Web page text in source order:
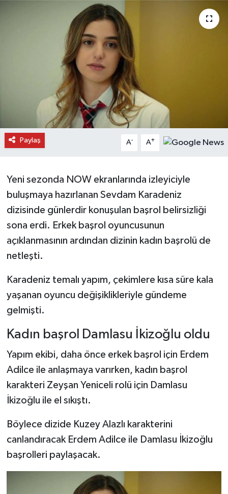
Paylaş A- A+
Yeni sezonda NOW ekranlarında izleyiciyle
buluşmaya hazırlanan Sevdam Karadeniz
dizisinde günlerdir konuşulan başrol belirsizliği
sona erdi. Erkek başrol oyuncusunun
açıklanmasının ardından dizinin kadın başrolü de
netleşti.
Karadeniz temalı yapım, çekimlere kısa süre kala
yaşanan oyuncu değişiklikleriyle gündeme
gelmişti.
Kadın başrol Damlasu İkizoğlu oldu
Yapım ekibi, daha önce erkek başrol için Erdem
Adilce ile anlaşmaya varırken, kadın başrol
karakteri Zeyşan Yeniceli rolü için Damlasu
İkizoğlu ile el sıkıştı.
Böylece dizide Kuzey Alazlı karakterini
canlandıracak Erdem Adilce ile Damlasu İkizoğlu
başrolleri paylaşacak.
Devrekani Haberleri
Doğanyurt Haberleri
Hanönü Haberleri
İhsangazi Haberleri
İnebolu Haberleri
Merkez Haberleri
Şenpazar Haberleri
Seydiler Haberleri
Taşköprü Haberleri
Tosya Haberleri
Karadeniz Haberleri
Ulusal Haberler
Teknoloji Haberleri
Dünya Haberleri
Haber Arşivi